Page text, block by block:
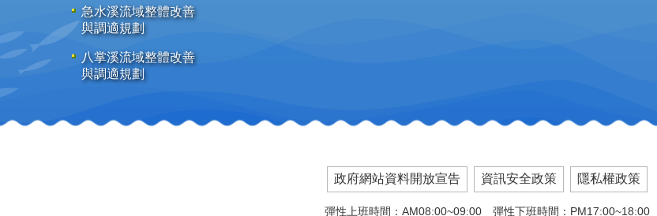
急水溪流域整體改善
與調適規劃
八掌溪流域整體改善
與調適規劃
政府網站資料開放宣告 資訊安全政策 隱私權政策
彈性上班時間：AM08:00~09:00 彈性下班時間：PM17:00~18:00